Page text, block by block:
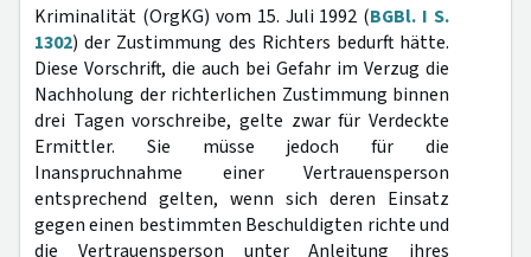
Kriminalität (OrgKG) vom 15. Juli 1992 (BGBl. I S.
1302) der Zustimmung des Richters bedurft hätte.
Diese Vorschrift, die auch bei Gefahr im Verzug die
Nachholung der richterlichen Zustimmung binnen
drei Tagen vorschreibe, gelte zwar für Verdeckte
Ermittler. Sie müsse jedoch für die
Inanspruchnahme einer Vertrauensperson
entsprechend gelten, wenn sich deren Einsatz
gegen einen bestimmten Beschuldigten richte und
die Vertrauensperson unter Anleitung ihres